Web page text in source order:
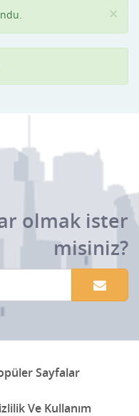
×
olmak ister
misiniz?
Sayfalar
Ve Kullanım